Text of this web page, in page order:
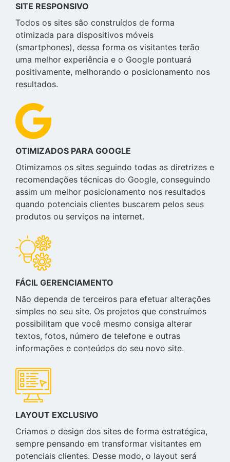
SITE RESPONSIVO
Todos os sites são construídos de forma
otimizada para dispositivos móveis
(smartphones), dessa forma os visitantes terão
uma melhor experiência e o Google pontuará
positivamente, melhorando o posicionamento nos
resultados.
OTIMIZADOS PARA GOOGLE
Otimizamos os sites seguindo todas as diretrizes e
recomendações técnicas do Google, conseguindo
assim um melhor posicionamento nos resultados
quando potenciais clientes buscarem pelos seus
produtos ou serviços na internet.
FÁCIL GERENCIAMENTO
Não dependa de terceiros para efetuar alterações
simples no seu site. Os projetos que construímos
possibilitam que você mesmo consiga alterar
textos, fotos, número de telefone e outras
informações e conteúdos do seu novo site.
LAYOUT EXCLUSIVO
Criamos o design dos sites de forma estratégica,
sempre pensando em transformar visitantes em
potenciais clientes. Desse modo, o layout será